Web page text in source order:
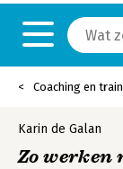
Coaching en
Karin de Galan
Zo werken